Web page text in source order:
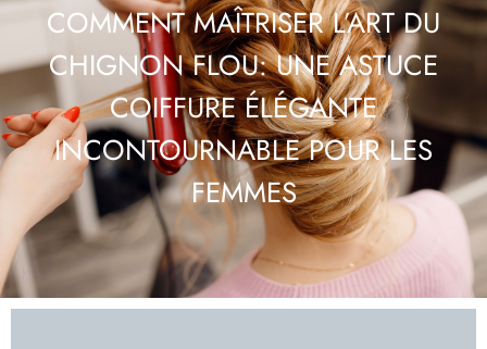
COMMENT MAÎTRISER L’ART DU
CHIGNON FLOU: UNE ASTUCE
COIFFURE ÉLÉGANTE
INCONTOURNABLE POUR LES
FEMMES